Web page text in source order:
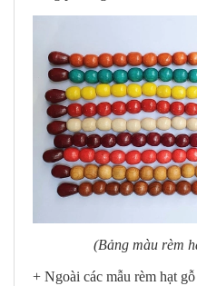
(Bảng màu rèm
+ Ngoài các mẫu rèm hạt gỗ